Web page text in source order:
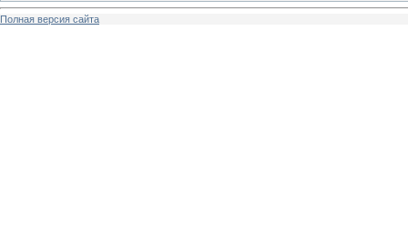
Полная версия сайта